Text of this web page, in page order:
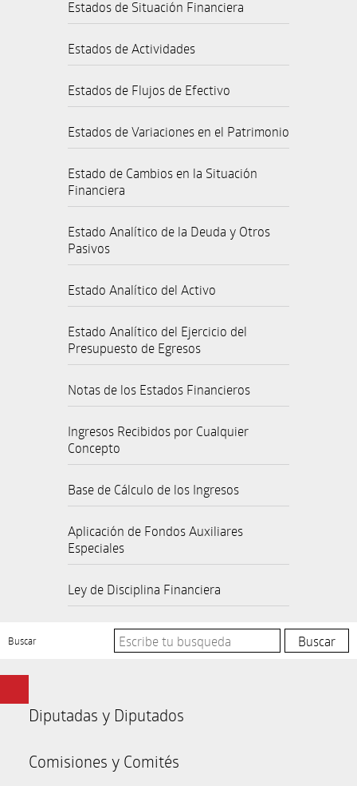
Estados de Situación Financiera
Estados de Actividades
Estados de Flujos de Efectivo
Estados de Variaciones en el Patrimonio
Estado de Cambios en la Situación
Financiera
Estado Analítico de la Deuda y Otros
Pasivos
Estado Analítico del Activo
Estado Analítico del Ejercicio del
Presupuesto de Egresos
Notas de los Estados Financieros
Ingresos Recibidos por Cualquier
Concepto
Base de Cálculo de los Ingresos
Aplicación de Fondos Auxiliares
Especiales
Ley de Disciplina Financiera
Buscar
Diputadas y Diputados
Comisiones y Comités